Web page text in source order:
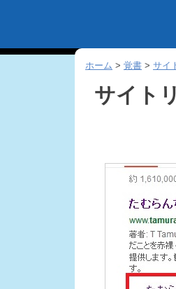
ホーム > 覚書 > サイ
サイト